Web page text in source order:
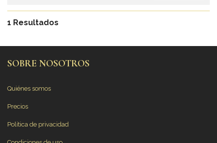
1 Resultados
SOBRE NOSOTROS
Quiénes somos
Precios
Política de privacidad